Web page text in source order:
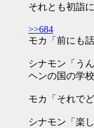
それとも初詣
>>684
モカ「前にも
シナモン「う
ヘンの国の学
モカ「それで
シナモン「楽